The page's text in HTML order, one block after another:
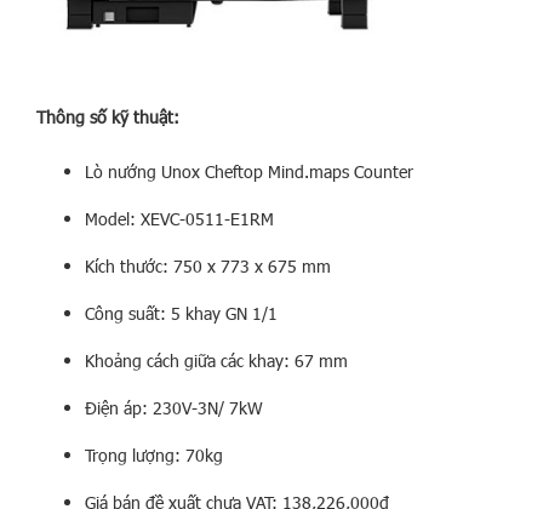
Thông số kỹ thuật:
Lò nướng Unox Cheftop Mind.maps Counter
Model: XEVC-0511-E1RM
Kích thước: 750 x 773 x 675 mm
Công suất: 5 khay GN 1/1
Khoảng cách giữa các khay: 67 mm
Điện áp: 230V-3N/ 7kW
Trọng lượng: 70kg
Giá bán đề xuất chưa VAT: 138,226,000đ